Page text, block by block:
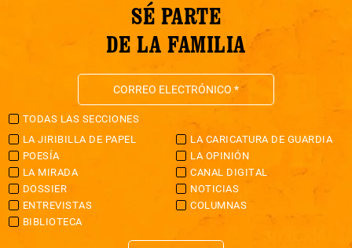
SÉ PARTE
DE LA FAMILIA
TODAS LAS SECCIONES
LA JIRIBILLA DE PAPEL
LA CARICATURA DE GUARDIA
POESÍA
LA OPINIÓN
LA MIRADA
CANAL DIGITAL
DOSSIER
NOTICIAS
ENTREVISTAS
COLUMNAS
BIBLIOTECA